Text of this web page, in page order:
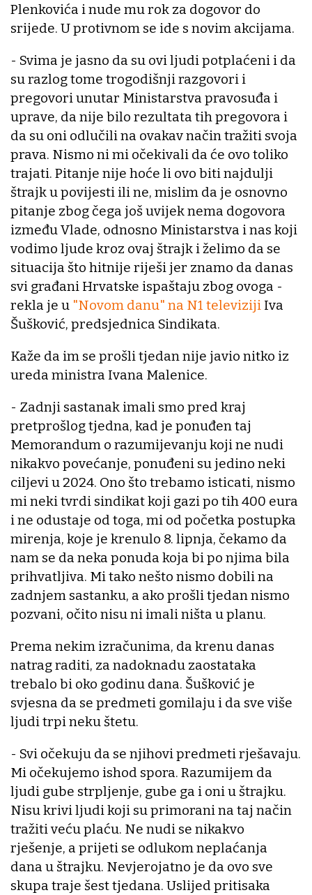
Plenkovića i nude mu rok za dogovor do
srijede. U protivnom se ide s novim akcijama.
- Svima je jasno da su ovi ljudi potplaćeni i da
su razlog tome trogodišnji razgovori i
pregovori unutar Ministarstva pravosuđa i
uprave, da nije bilo rezultata tih pregovora i
da su oni odlučili na ovakav način tražiti svoja
prava. Nismo ni mi očekivali da će ovo toliko
trajati. Pitanje nije hoće li ovo biti najdulji
štrajk u povijesti ili ne, mislim da je osnovno
pitanje zbog čega još uvijek nema dogovora
između Vlade, odnosno Ministarstva i nas koji
vodimo ljude kroz ovaj štrajk i želimo da se
situacija što hitnije riješi jer znamo da danas
svi građani Hrvatske ispaštaju zbog ovoga -
rekla je u "Novom danu" na N1 televiziji Iva
Šušković, predsjednica Sindikata.
Kaže da im se prošli tjedan nije javio nitko iz
ureda ministra Ivana Malenice.
- Zadnji sastanak imali smo pred kraj
pretprošlog tjedna, kad je ponuđen taj
Memorandum o razumijevanju koji ne nudi
nikakvo povećanje, ponuđeni su jedino neki
ciljevi u 2024. Ono što trebamo isticati, nismo
mi neki tvrdi sindikat koji gazi po tih 400 eura
i ne odustaje od toga, mi od početka postupka
mirenja, koje je krenulo 8. lipnja, čekamo da
nam se da neka ponuda koja bi po njima bila
prihvatljiva. Mi tako nešto nismo dobili na
zadnjem sastanku, a ako prošli tjedan nismo
pozvani, očito nisu ni imali ništa u planu.
Prema nekim izračunima, da krenu danas
natrag raditi, za nadoknadu zaostataka
trebalo bi oko godinu dana. Šušković je
svjesna da se predmeti gomilaju i da sve više
ljudi trpi neku štetu.
- Svi očekuju da se njihovi predmeti rješavaju.
Mi očekujemo ishod spora. Razumijem da
ljudi gube strpljenje, gube ga i oni u štrajku.
Nisu krivi ljudi koji su primorani na taj način
tražiti veću plaću. Ne nudi se nikakvo
rješenje, a prijeti se odlukom neplaćanja
dana u štrajku. Nevjerojatno je da ovo sve
skupa traje šest tjedana. Uslijed pritisaka